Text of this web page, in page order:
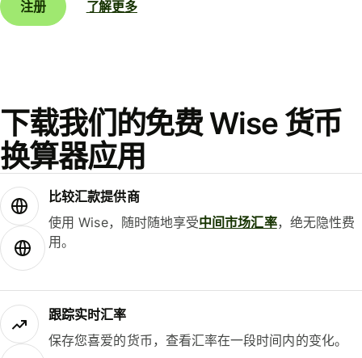
注册 了解更多
下载我们的免费 Wise 货币
换算器应用
比较汇款提供商
使用 Wise，随时随地享受中间市场汇率，绝无隐性费
用。
跟踪实时汇率
保存您喜爱的货币，查看汇率在一段时间内的变化。